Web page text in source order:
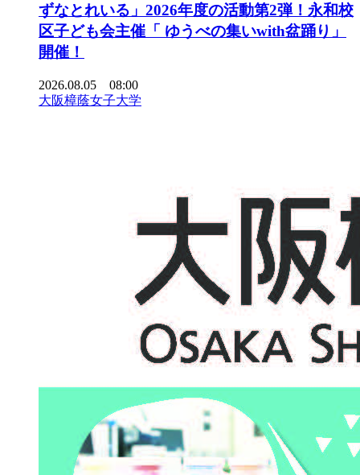
ずなとれいる」2026年度の活動第2弾！永和校
区子ども会主催「 ゆうべの集いwith盆踊り」
開催！
2026.08.05 08:00
大阪樟蔭女子大学